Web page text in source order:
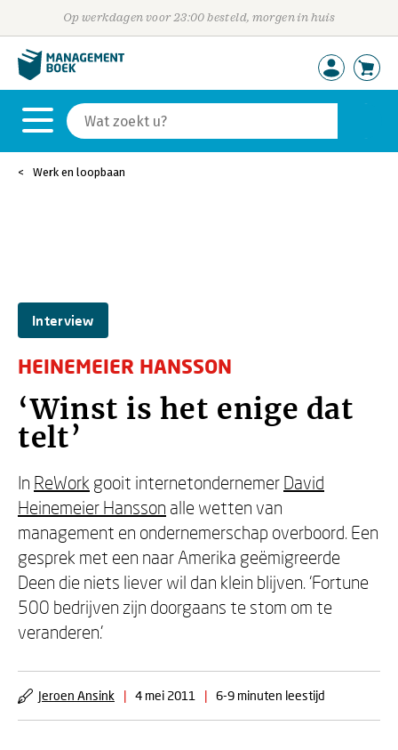
Op werkdagen voor 23:00 besteld, morgen in huis
Werk en loopbaan
Interview
HEINEMEIER HANSSON
‘Winst is het enige dat
telt’
In ReWork gooit internetondernemer David
Heinemeier Hansson alle wetten van
management en ondernemerschap overboord. Een
gesprek met een naar Amerika geëmigreerde
Deen die niets liever wil dan klein blijven. ‘Fortune
500 bedrijven zijn doorgaans te stom om te
veranderen.’
Jeroen Ansink | 4 mei 2011 | 6-9 minuten leestijd